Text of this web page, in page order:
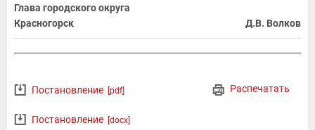
Глава городского округа
Красногорск
Д.В. Волков
Распечатать
Постановление [pdf]
Постановление [docx]